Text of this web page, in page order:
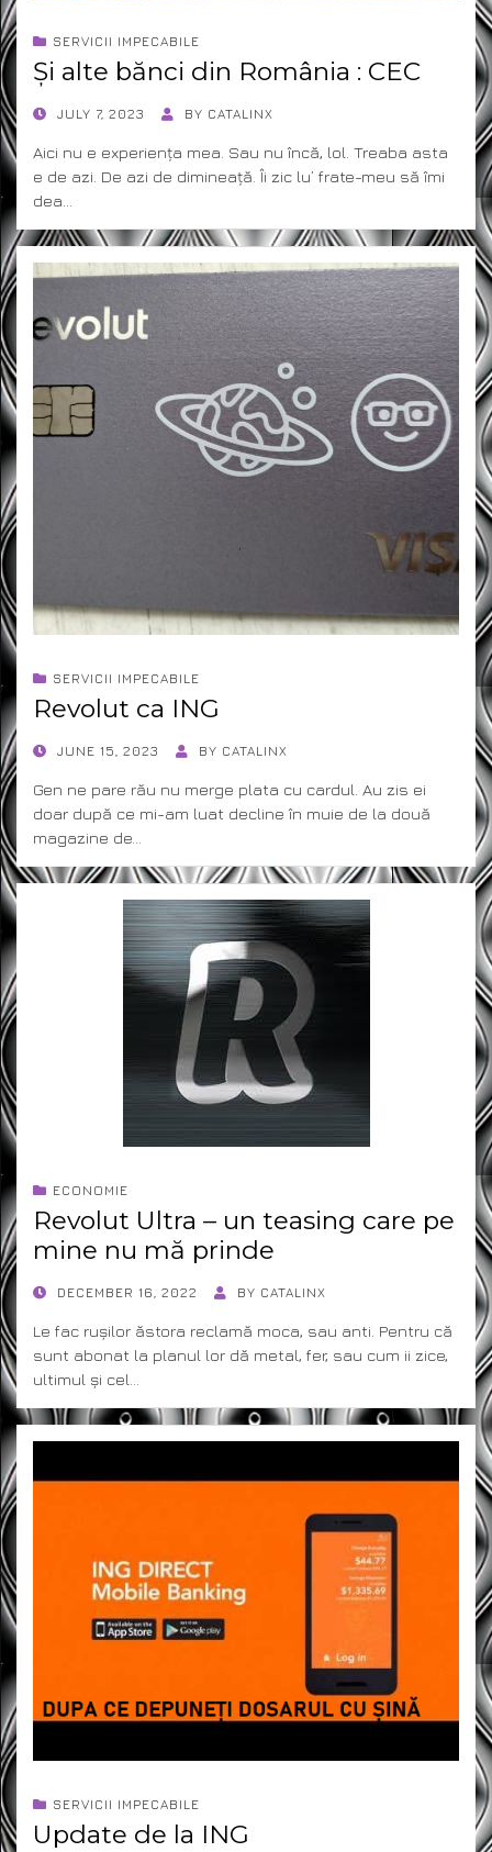
SERVICII IMPECABILE
Și alte bănci din România : CEC
POSTED
JULY 7, 2023 BY CATALINX
Aici nu e experiența mea. Sau nu încă, lol. Treaba asta
e de azi. De azi de dimineață. Îi zic lu’ frate-meu să îmi
dea…
SERVICII IMPECABILE
Revolut ca ING
POSTEDJUNE 15, 2023 BY CATALINX
Gen ne pare rău nu merge plata cu cardul. Au zis ei
doar după ce mi-am luat decline în muie de la două
magazine de…
ECONOMIE
Revolut Ultra – un teasing care pe
mine nu mă prinde
POSTEDDECEMBER 16, 2022 BY CATALINX
Le fac rușilor ăstora reclamă moca, sau anti. Pentru că
sunt abonat la planul lor dă metal, fer, sau cum ii zice,
ultimul și cel…
SERVICII IMPECABILE
Update de la ING